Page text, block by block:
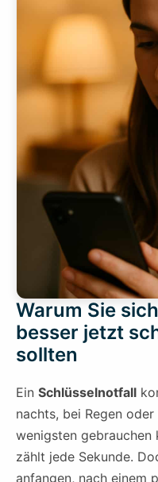
Warum Sie
besser jetzt
sollten
Ein Schlüsselnotfall
nachts, bei Regen
wenigsten gebrauchen
zählt jede Sekunde.
anfangen, nach einem